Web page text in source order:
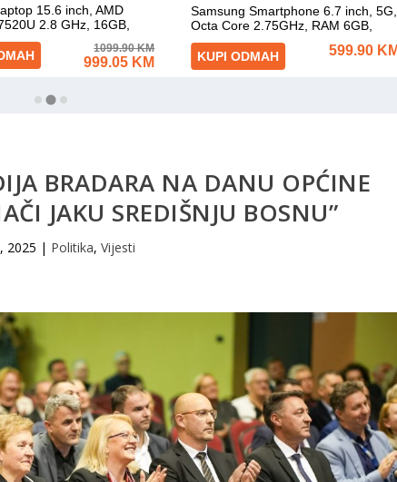
BRADARA NA DANU OPĆINE
JAKU SREDIŠNJU BOSNU”
2025 | Politika,Vijesti